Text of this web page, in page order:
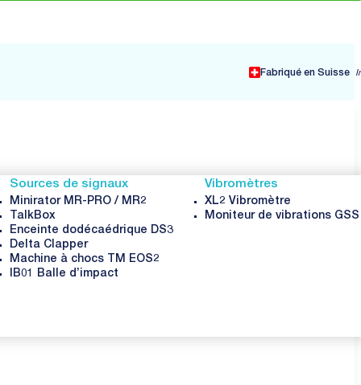
Fabriqué en Suisse
Sources de signaux
Minirator MR-PRO / MR2
TalkBox
Enceinte dodécaédrique DS3
Delta Clapper
Machine à chocs TM EOS2
IB01 Balle d’impact
Vibromètres
XL2 Vibromètre
Moniteur de vibrations GSS